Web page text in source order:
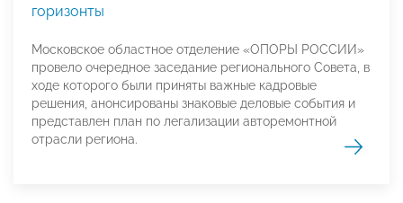
горизонты
Московское областное отделение «ОПОРЫ РОССИИ»
провело очередное заседание регионального Совета, в
ходе которого были приняты важные кадровые
решения, анонсированы знаковые деловые события и
представлен план по легализации авторемонтной
отрасли региона.